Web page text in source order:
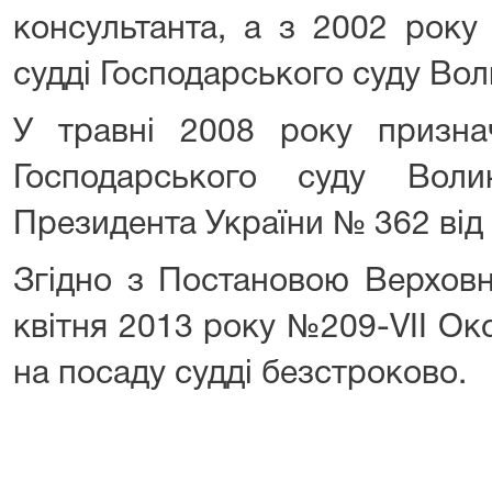
консультанта, а з 2002
судді Господарського суду
У травні 2008 року
Господарського суду
Президента України № 362
Згідно з Постановою
квітня 2013 року №209-VII
на посаду судді безстроково.